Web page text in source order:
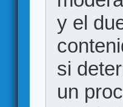
y el
si
un